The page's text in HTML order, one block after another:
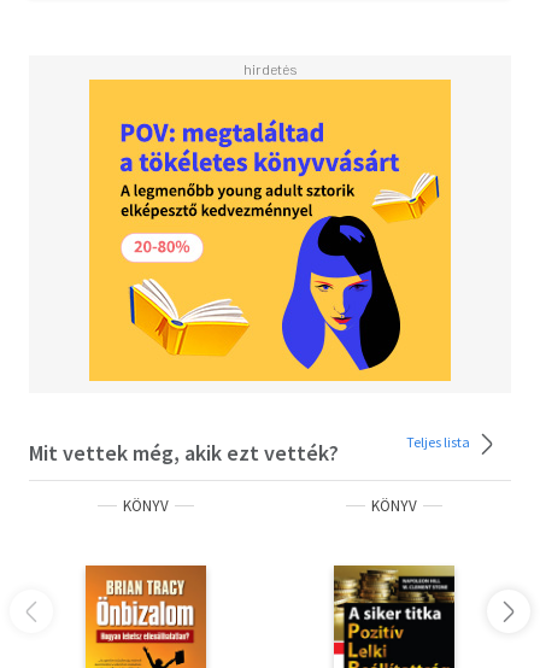
"Olyasfajta könyvet próbáltam írni, amilyet én szerettem
mintegy segítő kéz helyett. Ez nem egy szokványos üzleti
útmutató arról, hogyan "váljon sikeressé" az ember, vagy
hogyan "szerezze meg a legjobb irodát". Igen,
szerepelnek benne szakmai előrehaladással és
előléptetéssel kapcsolatos tanácsok, de ennél többről is
szó esik; hogyan legyen boldog és hogyan éljen teljes
életet úgy, hogy közben a lehető legtöbbet nyújtja a
munkahelyén. Ezért merem szóba hozni a stílust és a
ruhákat, az ételeket és a bort, meg a szórakozást, sőt
magát az ÉLETET egy üzleti tanácsadó könyvben. Nem
egy része" - írja Mireille Guiliano kötete bevezetőjében.
Mit vettek még, akik ezt vették? Teljes lista
KÖNYV KÖNYV